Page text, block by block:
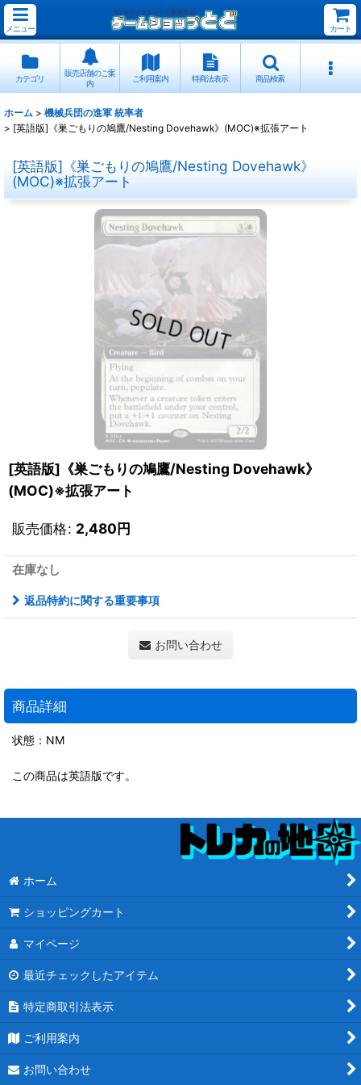
メニュー カート
カテゴリ
販売店舗のご案
内
ご利用案内 特商法表示 商品検索
ホーム > 機械兵団の進軍 統率者
> [英語版]《巣ごもりの鳩鷹/Nesting Dovehawk》(MOC)※拡張アート
[英語版]《巣ごもりの鳩鷹/Nesting Dovehawk》
(MOC)※拡張アート
[英語版]《巣ごもりの鳩鷹/Nesting Dovehawk》
(MOC)※拡張アート
販売価格: 2,480円
在庫なし
返品特約に関する重要事項
お問い合わせ
商品詳細
状態：NM
この商品は英語版です。
ホーム
ショッピングカート
マイページ
最近チェックしたアイテム
特定商取引法表示
ご利用案内
お問い合わせ